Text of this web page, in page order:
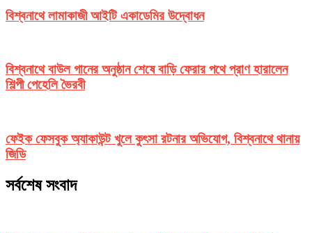
বিশ্বনাথে লামাকাজী আইটি একাডেমির উদ্বোধন
বিশ্বনাথে বাউল গানের অনুষ্ঠান শেষে বাড়ি ফেরার পথে প্রাণ হারালেন
শিল্পী পেহেলি ভৈরবী
ফেইক ফেসবুক অ্যাকাউন্ট খুলে কুৎসা রটনার অভিযোগ, বিশ্বনাথে থানায়
জিডি
সর্বশেষ সংবাদ